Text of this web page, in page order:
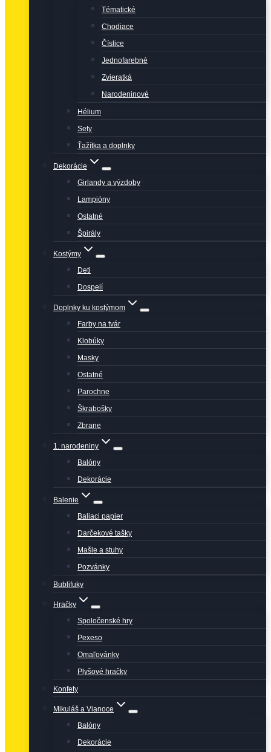
Tématické
Chodiace
Číslice
Jednofarebné
Zvieratká
Narodeninové
Hélium
Sety
Ťažítka a doplnky
Dekorácie
Girlandy a výzdoby
Lampióny
Ostatné
Špirály
Kostýmy
Deti
Dospelí
Doplnky ku kostýmom
Farby na tvár
Klobúky
Masky
Ostatné
Parochne
Škrabošky
Zbrane
1. narodeniny
Balóny
Dekorácie
Balenie
Baliaci papier
Darčekové tašky
Mašle a stuhy
Pozvánky
Bublifuky
Hračky
Spoločenské hry
Pexeso
Omaľovánky
Plyšové hračky
Konfety
Mikuláš a Vianoce
Balóny
Dekorácie